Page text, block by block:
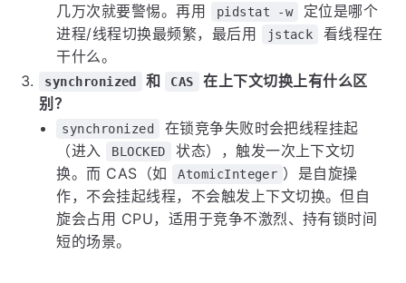
几万次就要警惕。再用
pidstat -w
定位是哪个
进程/线程切换最频繁，最后用
jstack
看线程在
干什么。
synchronized 和 CAS
在上下文切换上有什么区
别？
synchronized
在锁竞争失败时会把线程挂起
（进入
BLOCKED
状态），触发一次上下文切
换。而 CAS（如
AtomicInteger ）是自旋操
作，不会挂起线程，不会触发上下文切换。但自
旋会占用 CPU，适用于竞争不激烈、持有锁时间
短的场景。